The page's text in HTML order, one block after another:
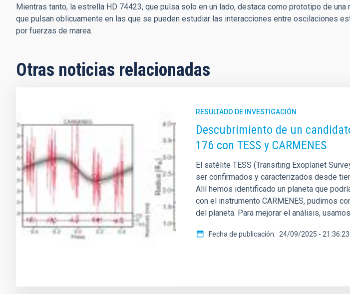
Mientras tanto, la estrella HD 74423, que pulsa solo en un lado, destaca como prototipo de
que pulsan oblicuamente en las que se pueden estudiar las interacciones entre oscilaciones
por fuerzas de marea.
Otras noticias relacionadas
RESULTADO DE INVESTIGACIÓN
Descubrimiento de un
176 con TESS y CARMENES
El satélite TESS (Transiting Exoplanet
ser confirmados y caracterizados desde
Allí hemos identificado un planeta que
con el instrumento CARMENES, pudimos
del planeta. Para mejorar el análisis,
Fecha de publicación 24/09/2025 - 21:36:23